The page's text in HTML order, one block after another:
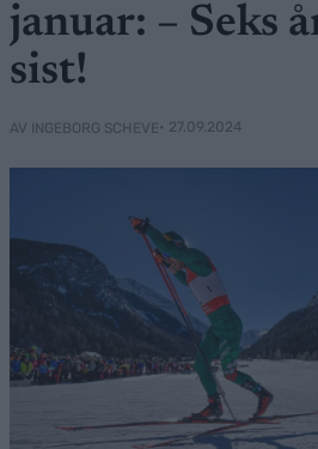
januar: – Seks
sist!
AV INGEBORG SCHEVE• 27.09.2024